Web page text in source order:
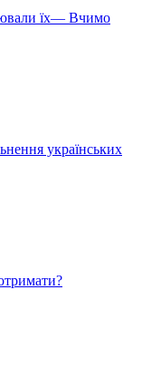
їх— Вчимо
українських